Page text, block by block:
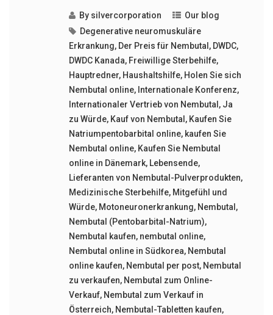
By silvercorporation
Our blog
Degenerative neuromuskuläre
Erkrankung, Der Preis für Nembutal , DWDC,
DWDC Kanada, Freiwillige Sterbehilfe,
Hauptredner, Haushaltshilfe, Holen Sie sich
Nembutal online, Internationale Konferenz,
Internationaler Vertrieb von Nembutal , Ja
zu Würde, Kauf von Nembutal , Kaufen Sie
Natriumpentobarbital online, kaufen Sie
Nembutal online, Kaufen Sie Nembutal
online in Dänemark, Lebensende,
Lieferanten von Nembutal-Pulverprodukten,
Medizinische Sterbehilfe, Mitgefühl und
Würde, Motoneuronerkrankung, Nembutal ,
Nembutal (Pentobarbital-Natrium),
Nembutal kaufen, nembutal online,
Nembutal online in Südkorea, Nembutal
online kaufen, Nembutal per post, Nembutal
zu verkaufen, Nembutal zum Online-
Verkauf, Nembutal zum Verkauf in
Österreich, Nembutal-Tabletten kaufen,